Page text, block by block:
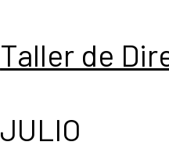
Taller de
JULIO